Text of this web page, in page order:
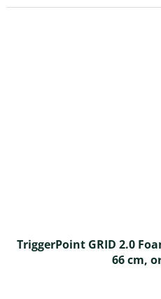
z 5
TriggerPoint GRID 2.0
66 cm,